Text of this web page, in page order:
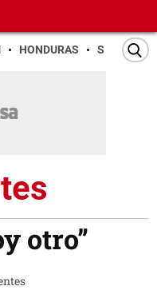
HONDURAS SAN PEDRO
otro”